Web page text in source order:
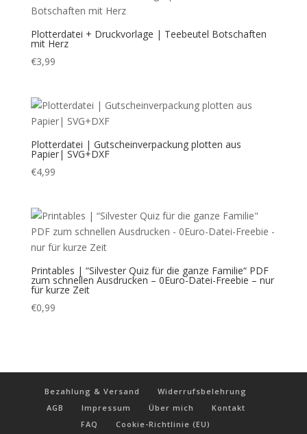
Plotterdatei + Druckvorlage | Teebeutel Botschaften
mit Herz
€3,99
Plotterdatei | Gutscheinverpackung plotten aus
Papier| SVG+DXF
€4,99
Printables | “Silvester Quiz für die ganze Familie“ PDF
zum schnellen Ausdrucken – 0Euro-Datei-Freebie – nur
für kurze Zeit
€0,99
Bezahlung & Versand
Widerrufsbelehrung
AGB
Impressum Über mich
Kontakt
FAQ
Cookie-Richtlinie (EU)